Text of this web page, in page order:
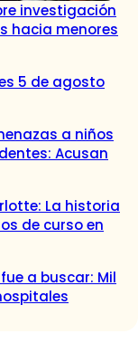
investigación
hacia menores
5 de agosto
a niños
Acusan
La historia
de curso en
a buscar: Mil